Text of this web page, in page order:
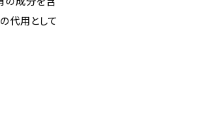
代用として